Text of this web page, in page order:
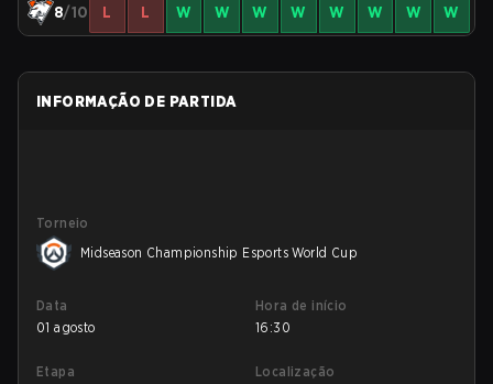
8/10 L L W W W W W W W W
INFORMAÇÃO DE PARTIDA
Torneio
Midseason Championship Esports World Cup
Data
01 agosto
Hora de início
16:30
Etapa
Localização